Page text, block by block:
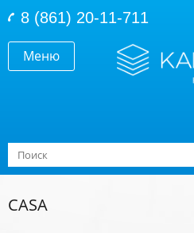
Меню
8 (861) 20-11-711
Форма поиска
Поиск
CASA